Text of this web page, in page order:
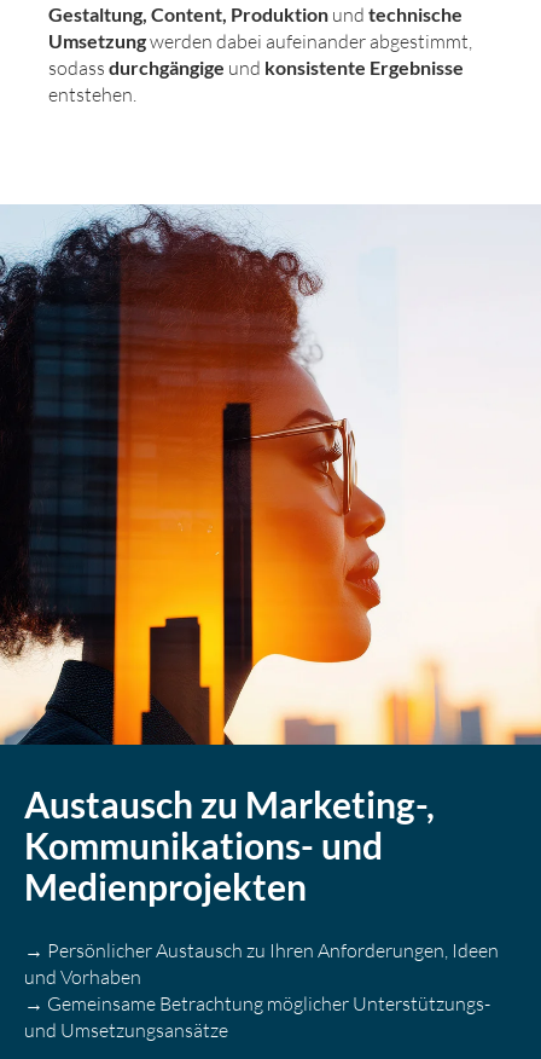
Gestaltung, Content, Produktion und technische
Umsetzungwerden dabei aufeinander abgestimmt,
sodass durchgängige und konsistente Ergebnisse
entstehen.
Austausch zu Marketing-,
Kommunikations- und
Medienprojekten
→ Persönlicher Austausch zu Ihren Anforderungen, Ideen
und Vorhaben
→ Gemeinsame Betrachtung möglicher Unterstützungs-
und Umsetzungsansätze